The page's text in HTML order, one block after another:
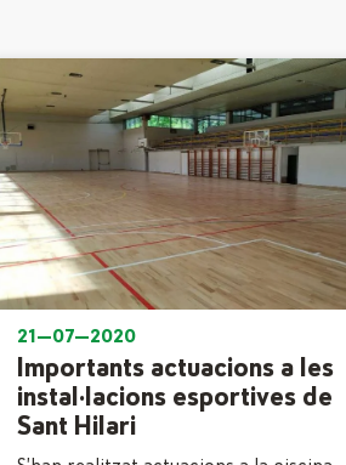
21—07—2020
Importants actuacions a les
instal·lacions esportives de
Sant Hilari